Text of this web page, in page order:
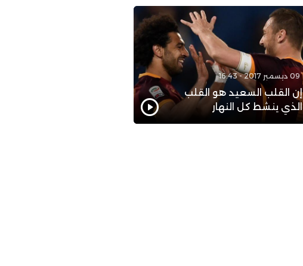
09 ديسمبر 2017 - 16:43
إن القلب السعيد هو القلب
الذي ينشط كل النهار